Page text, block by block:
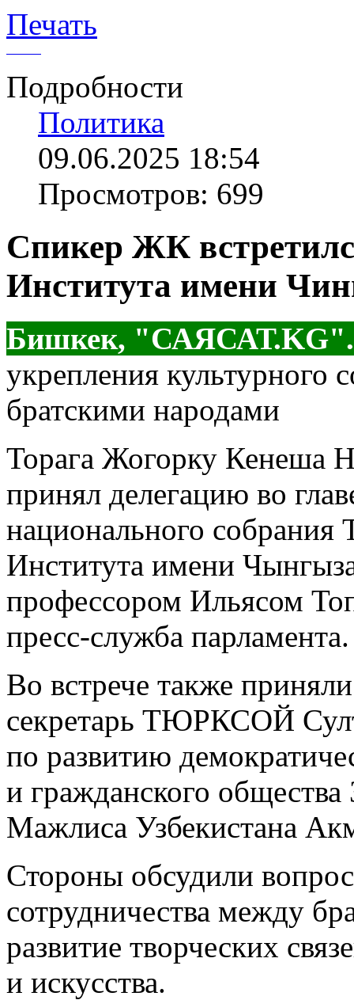
Печать
Подробности
Политика
09.06.2025 18:54
Просмотров: 699
Спикер ЖК
Института имени
Бишкек, "САЯСАТ.KG".
укрепления культурного
братскими народами
Торага Жогорку Кенеша
принял делегацию во
национального собрания
Института имени
профессором Ильясом
пресс-служба парламента.
Во встрече также
секретарь ТЮРКСОЙ
по развитию
и гражданского
Мажлиса Узбекистана
Стороны обсудили
сотрудничества между
развитие творческих
и искусства.